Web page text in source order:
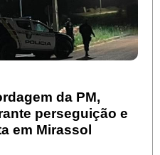
da PM,
perseguição e
em Mirassol